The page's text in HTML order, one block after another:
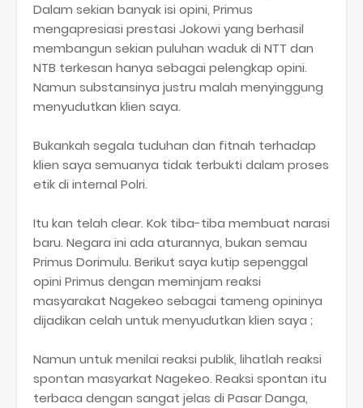
Dalam sekian banyak isi opini, Primus
mengapresiasi prestasi Jokowi yang berhasil
membangun sekian puluhan waduk di NTT dan
NTB terkesan hanya sebagai pelengkap opini.
Namun substansinya justru malah menyinggung
menyudutkan klien saya.
Bukankah segala tuduhan dan fitnah terhadap
klien saya semuanya tidak terbukti dalam proses
etik di internal Polri.
Itu kan telah clear. Kok tiba-tiba membuat narasi
baru. Negara ini ada aturannya, bukan semau
Primus Dorimulu. Berikut saya kutip sepenggal
opini Primus dengan meminjam reaksi
masyarakat Nagekeo sebagai tameng opininya
dijadikan celah untuk menyudutkan klien saya ;
Namun untuk menilai reaksi publik, lihatlah reaksi
spontan masyarkat Nagekeo. Reaksi spontan itu
terbaca dengan sangat jelas di Pasar Danga,